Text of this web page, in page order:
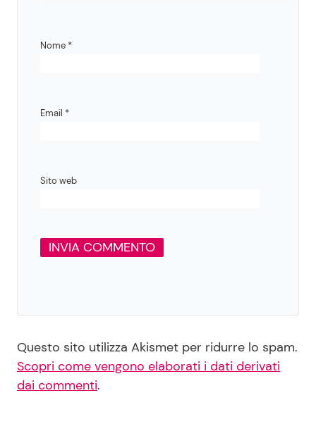
Nome *
Email *
Sito web
Questo sito utilizza Akismet per ridurre lo spam.
Scopri come vengono elaborati i dati derivati
dai commenti.